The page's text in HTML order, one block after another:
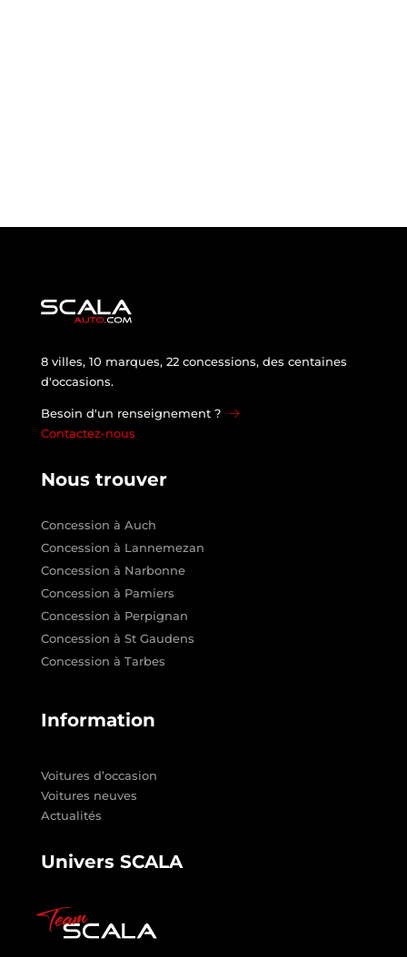
8 villes, 10 marques, 22 concessions, des centaines
d'occasions.
Besoin d'un renseignement ?
Contactez-nous
Nous trouver
Concession à Auch
Concession à Lannemezan
Concession à Narbonne
Concession à Pamiers
Concession à Perpignan
Concession à St Gaudens
Concession à Tarbes
Information
Voitures d’occasion
Voitures neuves
Actualités
Univers SCALA